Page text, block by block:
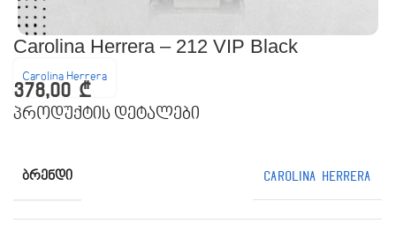
Carolina Herrera – 212 VIP Black
Carolina Herrera
378,00 ₾
პროდუქტის დეტალები
ᲑᲠᲔᲜᲓᲘ Carolina Herrera